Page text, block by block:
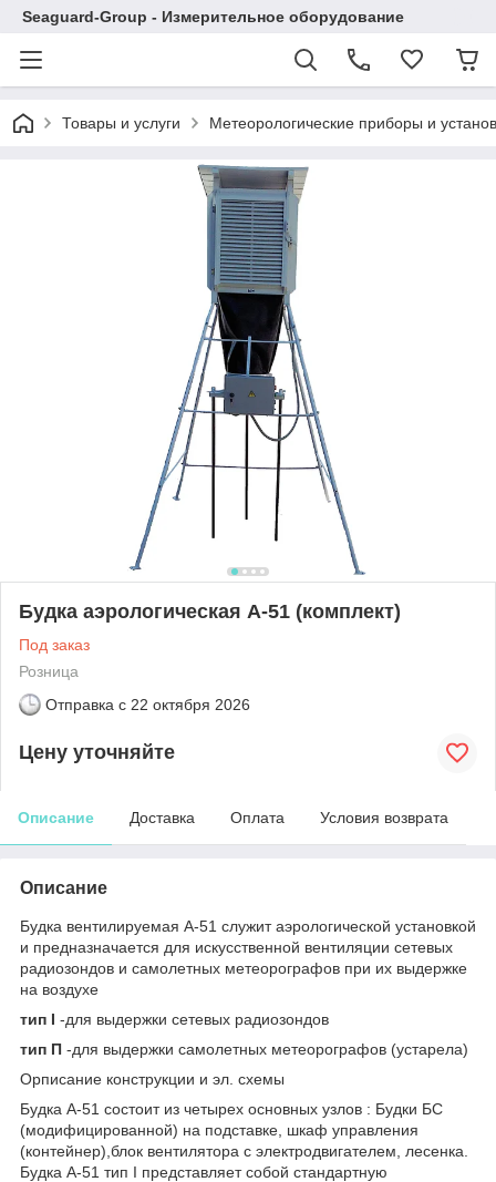
Seaguard-Group - Измерительное оборудование
Товары и услуги Метеорологические приборы и
Будка аэрологическая А-51 (комплект)
Под заказ
Розница
Отправка с 22 октября 2026
Цену уточняйте
Описание Доставка Оплата Условия возврата
Описание
Будка вентилируемая А-51 служит аэрологической установкой
и предназначается для искусственной вентиляции сетевых
радиозондов и самолетных метеорографов при их выдержке
на воздухе
тип I -для выдержки сетевых радиозондов
тип П -для выдержки самолетных метеорографов (устарела)
Орписание конструкции и эл. схемы
Будка А-51 состоит из четырех основных узлов : Будки БС
(модифицированной) на подставке, шкаф управления
(контейнер),блок вентилятора с электродвигателем, лесенка.
Будка А-51 тип I представляет собой стандартную